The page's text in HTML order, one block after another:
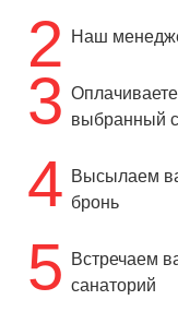
2 Наш
3 выбранный
4 Высылаем
бронь
5
Встречаем
санаторий